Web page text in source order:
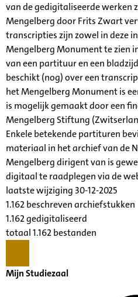
van de gedigitaliseerde werken
Mengelberg door Frits Zwart
transcripties zijn zowel in deze
Mengelberg Monument te zien
van een partituur en een
beschikt (nog) over een
het Mengelberg Monument is
is mogelijk gemaakt door een
Mengelberg Stiftung
Enkele betekende partituren
materiaal in het archief van de
Mengelberg dirigent van is
digitaal te raadplegen via de
laatste wijziging 30-12-2025
1.162 beschreven archiefstukken
1.162 gedigitaliseerd
totaal 1.162 bestanden
Mijn Studiezaal